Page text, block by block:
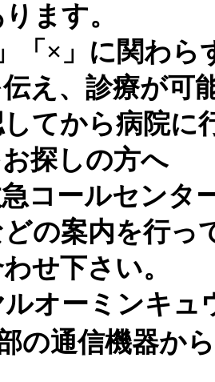
ます。
「×」に関わら
え、診療が可
てから病院に
探しの方へ
コールセンタ
の案内を行っ
せ下さい。
オーミンキュ
の通信機器か